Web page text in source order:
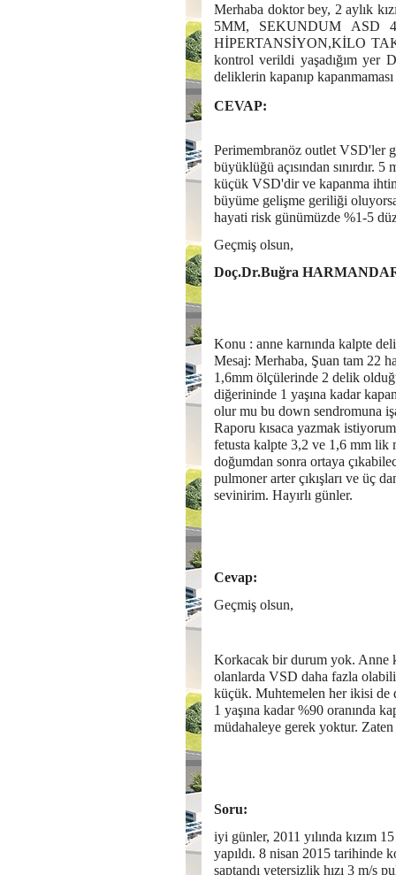
Merhaba doktor bey, 2 aylık
5MM, SEKUNDUM ASD
HİPERTANSİYON,KİLO
kontrol verildi yaşadığım yer
deliklerin kapanıp
CEVAP:
​Peri​membranöz outlet VSD'ler
büyüklüğü açısından sınırdır.
küçük VSD'dir ve kapanma
büyüme gelişme geriliği
hayati risk günümüzde %1-5
Geçmiş olsun,
Doç.Dr.Buğra
Konu : anne karnında kalpte
Mesaj: Merhaba, Şuan tam 22
1,6mm ölçülerinde 2 delik
diğerininde 1 yaşına kadar
olur mu bu down sendromuna
Raporu kısaca yazmak
fetusta kalpte 3,2 ve 1,6 mm lik
doğumdan sonra ortaya
pulmoner arter çıkışları ve üç
sevinirim. Hayırlı günler.
Cevap:
Geçmiş olsun,
Korkacak bir durum yok. Anne
olanlarda VSD daha fazla
küçük. Muhtemelen her ikisi de
1 yaşına kadar %90 oranında
müdahaleye gerek yoktur.
Soru:
iyi günler, 2011 yılında kızım
yapıldı. 8 nisan 2015 tarihinde
saptandı yetersizlik hızı 3 m/s